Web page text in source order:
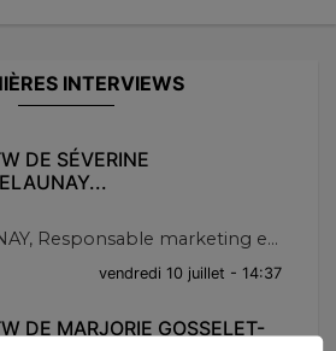
INTERVIEWS
DE SÉVERINE
Responsable marketing e...
vendredi 10 juillet - 14:37
DE MARJORIE GOSSELET-